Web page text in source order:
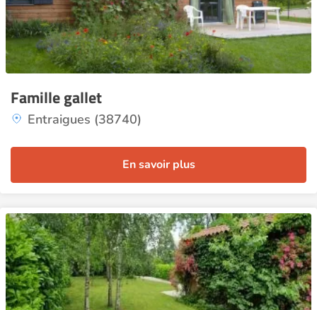
Famille gallet
Entraigues (38740)
En savoir plus